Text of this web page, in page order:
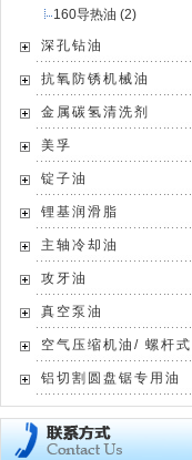
160导热油 (2)
深孔钻油
抗氧防锈机械油
金属碳氢清洗剂
美孚
锭子油
锂基润滑脂
主轴冷却油
攻牙油
真空泵油
空气压缩机油/ 螺杆式
铝切割圆盘锯专用油